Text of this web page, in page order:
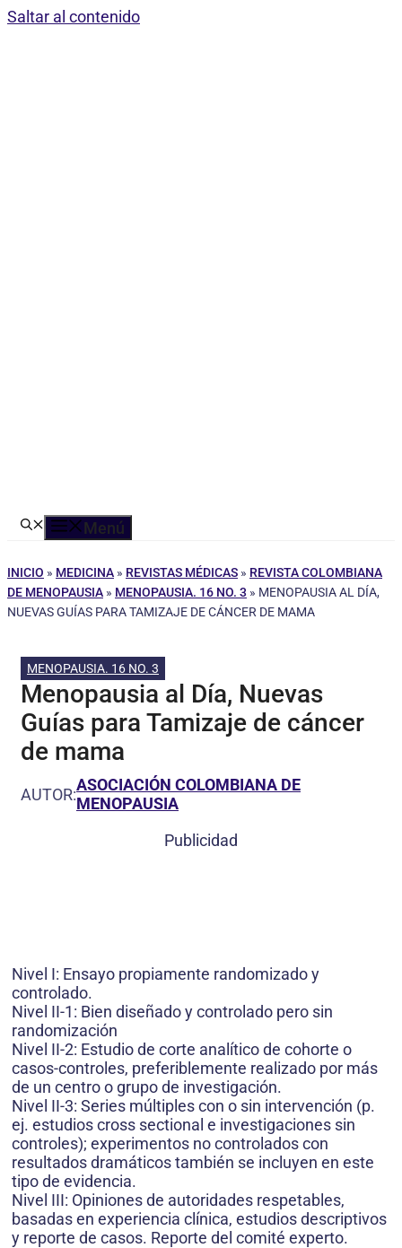
Saltar al contenido
Menú
INICIO » MEDICINA » REVISTAS MÉDICAS » REVISTA COLOMBIANA
DE MENOPAUSIA » MENOPAUSIA. 16 NO. 3 » MENOPAUSIA AL DÍA,
NUEVAS GUÍAS PARA TAMIZAJE DE CÁNCER DE MAMA
MENOPAUSIA. 16 NO. 3
Menopausia al Día, Nuevas
Guías para Tamizaje de cáncer
de mama
AUTOR:ASOCIACIÓN COLOMBIANA DE
MENOPAUSIA
Publicidad
Nivel I: Ensayo propiamente randomizado y
controlado.
Nivel II-1: Bien diseñado y controlado pero sin
randomización
Nivel II-2: Estudio de corte analítico de cohorte o
casos-controles, preferiblemente realizado por más
de un centro o grupo de investigación.
Nivel II-3: Series múltiples con o sin intervención (p.
ej. estudios cross sectional e investigaciones sin
controles); experimentos no controlados con
resultados dramáticos también se incluyen en este
tipo de evidencia.
Nivel III: Opiniones de autoridades respetables,
basadas en experiencia clínica, estudios descriptivos
y reporte de casos. Reporte del comité experto.